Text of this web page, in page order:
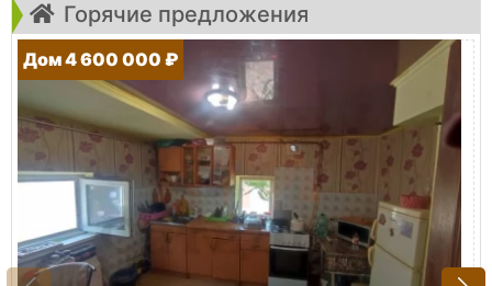
Горячие предложения
Дом 4 600 000 ₽